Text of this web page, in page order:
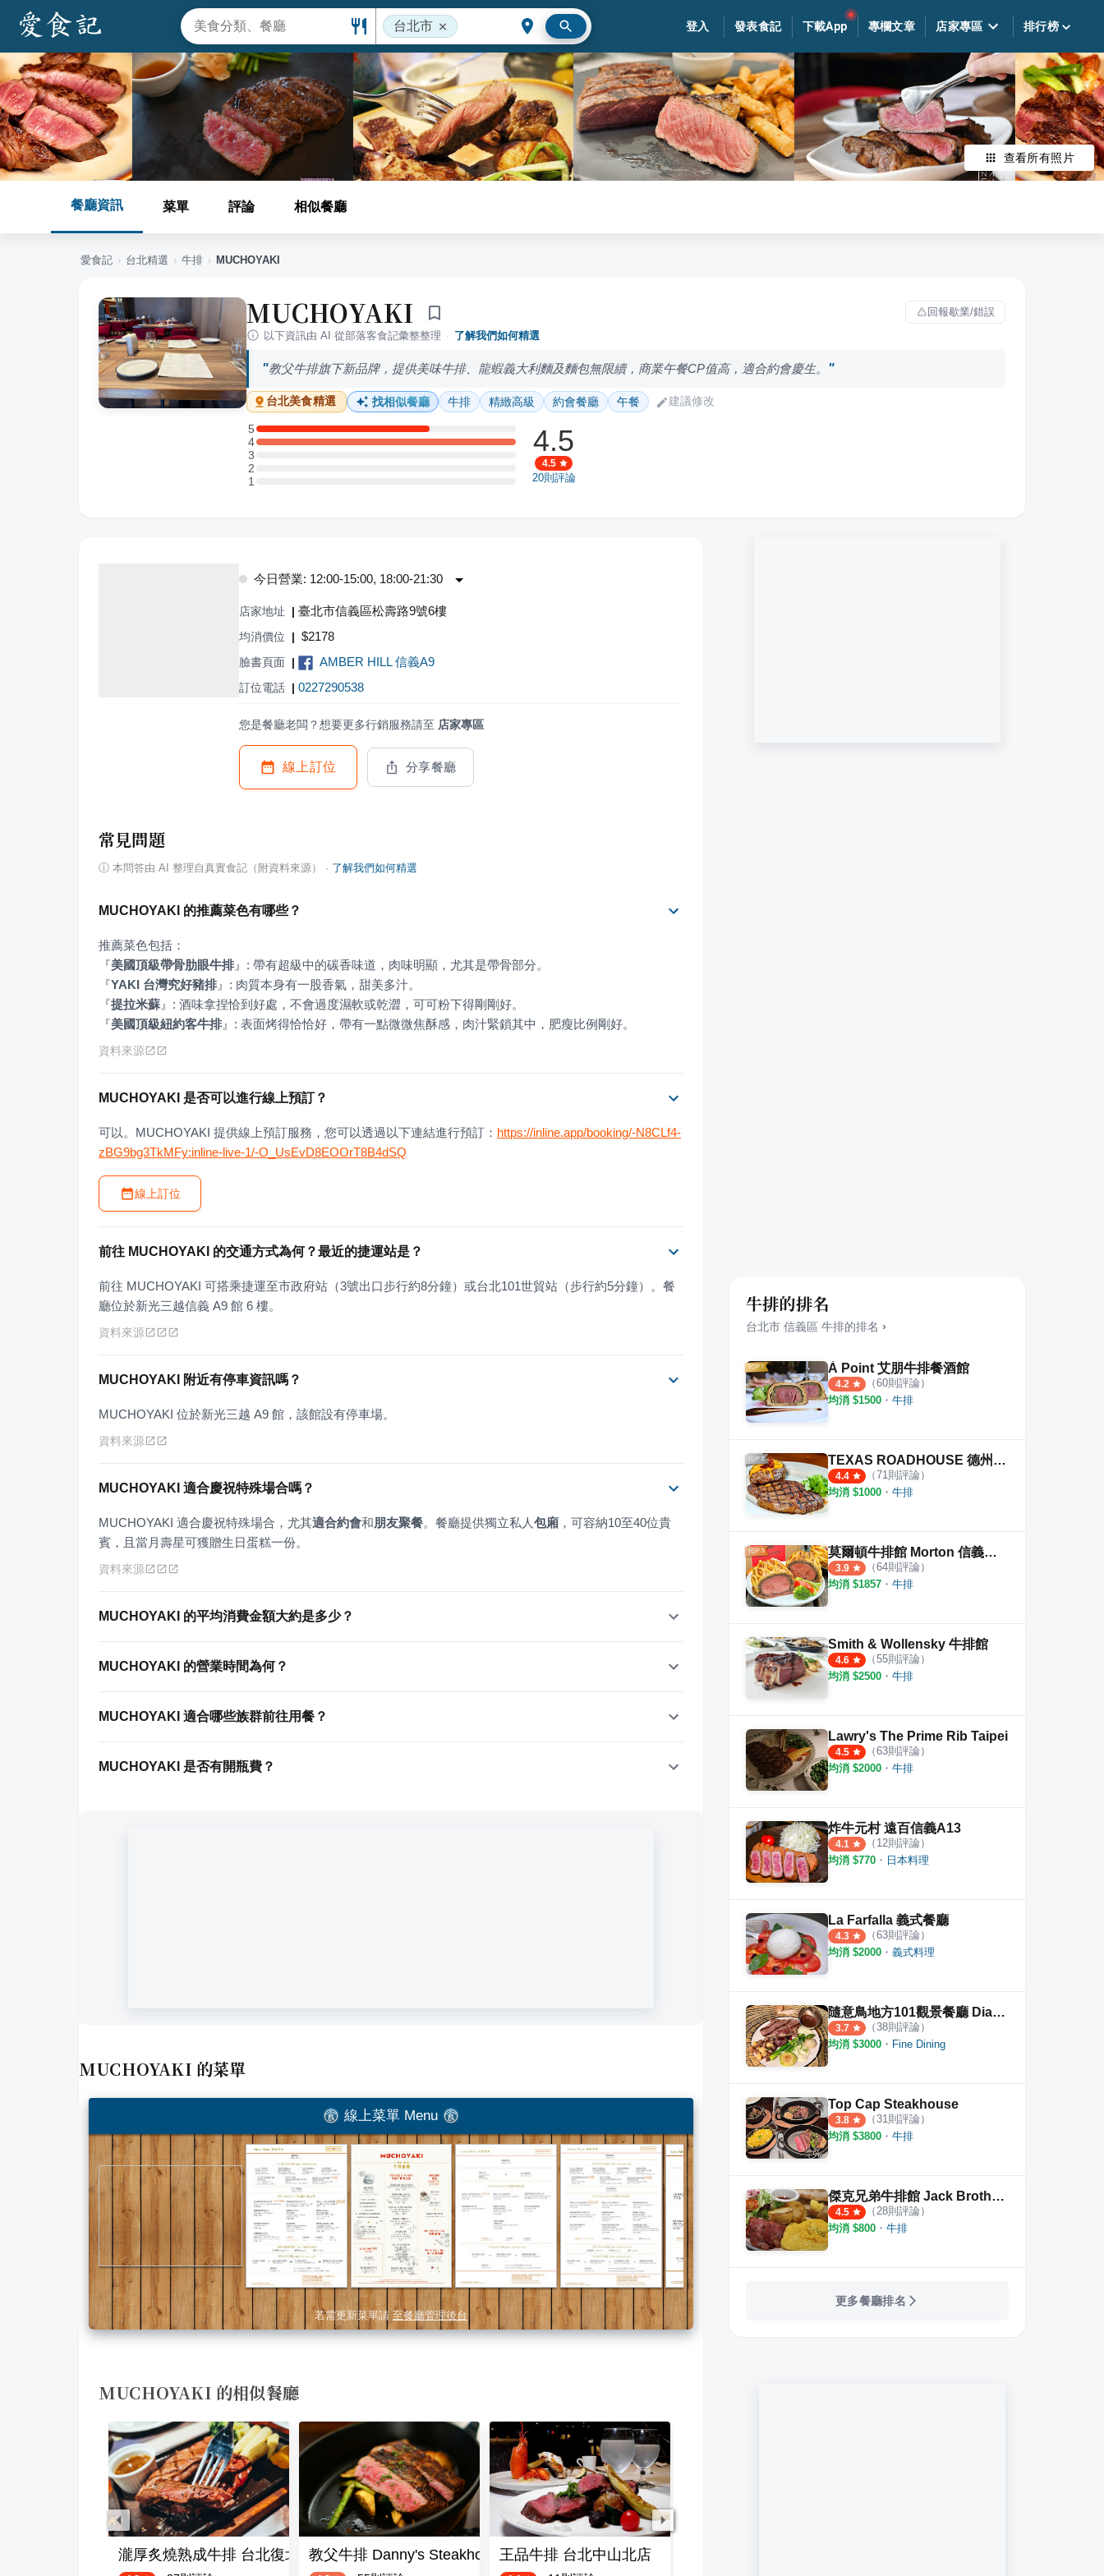
台北市 登入 發表食記 下載App 專欄文章 店家專區 排行榜
查看所有照片
餐廳資訊 菜單 評論 相似餐廳
愛食記 › 台北精選 › 牛排 › MUCHOYAKI
MUCHOYAKI
回報歇業/錯誤
以下資訊由 AI 從部落客食記彙整整理 · 了解我們如何精選
教父牛排旗下新品牌，提供美味牛排、龍蝦義大利麵及麵包無限續，商業午餐CP值高，適合約會慶生。
台北美食精選 找相似餐廳 牛排 精緻高級 約會餐廳 午餐 建議修改
5
5 星：2 則評論
4
4 星：3 則評論
3
3 星：0 則評論
2
2 星：0 則評論
11 星：0 則評論
4.5
4.5
20則評論
今日營業: 12:00-15:00, 18:00-21:30
店家地址 | 臺北市信義區松壽路9號6樓
均消價位 | $2178
臉書頁面 | AMBER HILL 信義A9
訂位電話 | 0227290538
您是餐廳老闆？想要更多行銷服務請至 店家專區
線上訂位 分享餐廳
常見問題
ⓘ 本問答由 AI 整理自真實食記（附資料來源） · 了解我們如何精選
MUCHOYAKI 的推薦菜色有哪些？
『美國頂級帶骨肋眼牛排』
『YAKI 台灣究好豬排』
『提拉米蘇 』
『美國頂級紐約客牛排』 : 表面烤得恰恰好，帶有一點微微焦酥感，肉汁緊鎖其中，肥瘦比例剛好。
資料來源
MUCHOYAKI 是否可以進行線上預訂？
可以。MUCHOYAKI 提供線上預訂服務，您可以透過以下連結進行預訂： https://inline.app/booking/-N8CLf4-
zBG9bg3TkMFy:inline-live-1/-O_UsEvD8EOOrT8B4dSQ
線上訂位
前往 MUCHOYAKI 的交通方式為何？最近的捷運站是？
前往 MUCHOYAKI 可搭乘捷運至市政府站（3號出口步行約8分鐘）或台北101世貿站（步行約5分鐘）。餐
廳位於新光三越信義 A9 館 6 樓。
資料來源
MUCHOYAKI 附近有停車資訊嗎？
MUCHOYAKI 位於新光三越 A9 館，該館設有停車場。
資料來源
MUCHOYAKI 適合慶祝特殊場合嗎？
MUCHOYAKI 適合慶祝特殊場合，尤其適合約會和朋友聚餐。餐廳提供獨立私人包廂 ，可容納10至40位貴
賓，且當月壽星可獲贈生日蛋糕一份。
資料來源
MUCHOYAKI 的平均消費金額大約是多少？
MUCHOYAKI 的營業時間為何？
MUCHOYAKI 適合哪些族群前往用餐？
MUCHOYAKI 是否有開瓶費？
MUCHOYAKI 的菜單
線上菜單 Menu
若需更新菜單請 至餐廳管理後台
MUCHOYAKI 的相似餐廳
瀧厚炙燒熟成牛排 台北復北店教父牛排 Danny's Steakhouse王品牛排 台北中山北店
牛排的排名
台北市 信義區 牛排的排名 ›
À Point 艾朋牛排餐酒館
4.2 （60則評論）
均消 $1500 ・ 牛排
TEXAS ROADHOUSE 德州鮮切牛排
4.4 （71則評論）
均消 $1000 ・ 牛排
莫爾頓牛排館 Morton 信義微風
3.9 （64則評論）
均消 $1857 ・ 牛排
Smith & Wollensky 牛排館
4.6 （55則評論）
均消 $2500 ・ 牛排
Lawry's The Prime Rib Taipei
4.5 （63則評論）
均消 $2000 ・ 牛排
炸牛元村 遠百信義A13
4.1 （ 12則評論）
均消 $770 ・ 日本料理
La Farfalla 義式餐廳
4.3 （63則評論）
均消 $2000 ・ 義式料理
隨意鳥地方101觀景餐廳 Diamond Tony's 101 Panorama Restaurant
3.7 （38則評論）
均消 $3000 ・ Fine Dining
Top Cap Steakhouse
3.8 （31則評論）
均消 $3800 ・ 牛排
傑克兄弟牛排館 Jack Brothers Streakhouse
4.5 （28則評論）
均消 $800 ・ 牛排
更多餐廳排名